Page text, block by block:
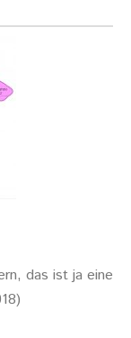
das ist ja eine